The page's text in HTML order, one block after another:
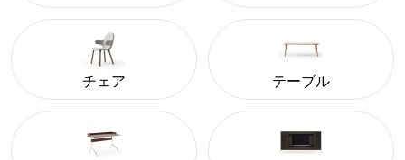
チェア テーブル